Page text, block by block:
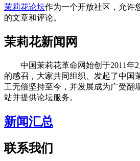
茉莉花论坛作为一个开放社区，允许
的文章和评论。
茉莉花新闻网
中国茉莉花革命网始创于2011年2
的感召，大家共同组织、发起了中国
工无偿坚持至今，并发展成为广受翻
站并提供论坛服务。
新闻汇总
联系我们